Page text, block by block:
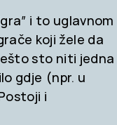
i to uglavnom
koji žele da
sto niti jedna
gdje (npr. u
i